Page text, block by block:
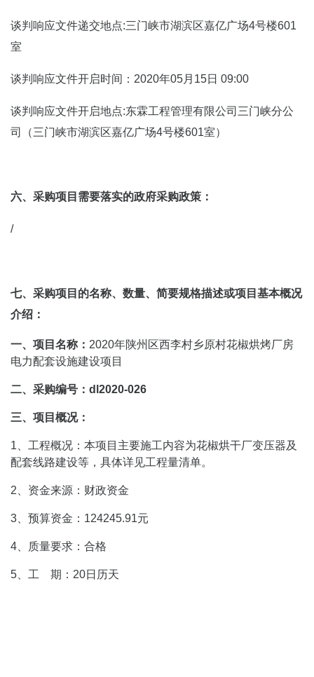
谈判响应文件递交地点:三门峡市湖滨区嘉亿广场4号楼601
室
谈判响应文件开启时间：2020年05月15日 09:00
谈判响应文件开启地点:东霖工程管理有限公司三门峡分公
司（三门峡市湖滨区嘉亿广场4号楼601室）
六、采购项目需要落实的政府采购政策：
/
七、采购项目的名称、数量、简要规格描述或项目基本概况
介绍：
一、项目名称： 2020年陕州区西李村乡原村花椒烘烤厂房
电力配套设施建设项目
二、采购编号： dl2020-026
三、项目概况：
1、工程概况：本项目主要施工内容为花椒烘干厂变压器及
配套线路建设等，具体详见工程量清单。
2、资金来源：财政资金
3、预算资金：124245.91元
4、质量要求：合格
5、工 期：20日历天